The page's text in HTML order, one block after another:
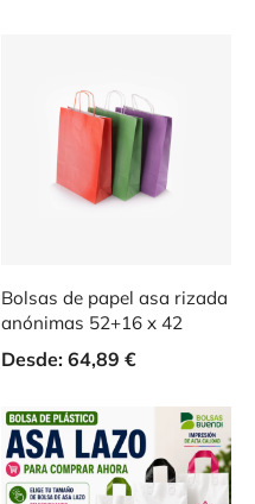
Bolsas de papel asa rizada
anónimas 52+16 x 42
Desde: 64,89 €